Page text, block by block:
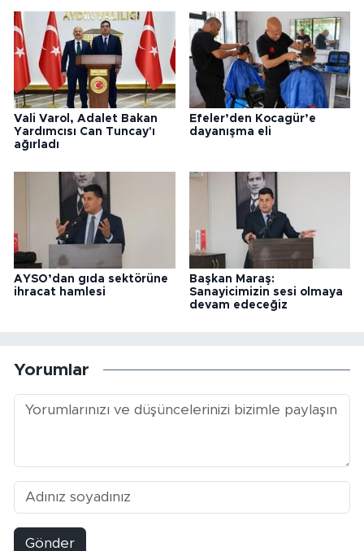
Vali Varol, Adalet Bakan
Yardımcısı Can Tuncay'ı
ağırladı
Efeler’den Kocagür’e
dayanışma eli
AYSO’dan gıda sektörüne
ihracat hamlesi
Başkan Maraş:
Sanayicimizin sesi olmaya
devam edeceğiz
Yorumlar
Gönder